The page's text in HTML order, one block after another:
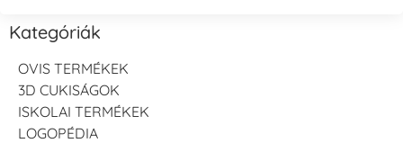
Kategóriák
OVIS TERMÉKEK
3D CUKISÁGOK
ISKOLAI TERMÉKEK
LOGOPÉDIA